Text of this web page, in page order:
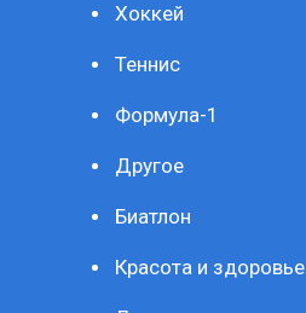
Хоккей
Теннис
Формула-1
Другое
Биатлон
Красота и здоровье